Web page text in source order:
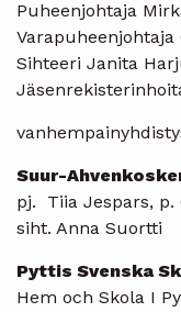
Puheenjohtaja
Sihteeri Janita
Suur-
pj. Tiia Jespars, p.
siht. Anna Suortti
Pyttis Svenska
Hem och Skola I